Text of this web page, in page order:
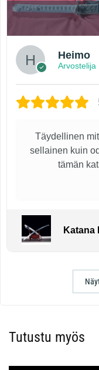
Heimo
Arvostelija
Täydellinen
sellainen kuin
tämän
Katana
Tutustu myös